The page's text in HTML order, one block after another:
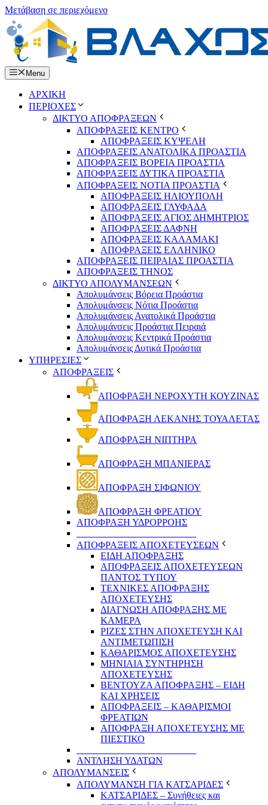
Μετάβαση σε περιεχόμενο
Menu
ΑΡΧΙΚΗ
ΠΕΡΙΟΧΕΣ
ΔΙΚΤΥΟ ΑΠΟΦΡΑΞΕΩΝ
ΑΠΟΦΡΑΞΕΙΣ ΚΕΝΤΡΟ
ΑΠΟΦΡΑΞΕΙΣ ΚΥΨΕΛΗ
ΑΠΟΦΡΑΞΕΙΣ ΑΝΑΤΟΛΙΚΑ ΠΡΟΑΣΤΙΑ
ΑΠΟΦΡΑΞΕΙΣ ΒΟΡΕΙΑ ΠΡΟΑΣΤΙΑ
ΑΠΟΦΡΑΞΕΙΣ ΔΥΤΙΚΑ ΠΡΟΑΣΤΙΑ
ΑΠΟΦΡΑΞΕΙΣ ΝΟΤΙΑ ΠΡΟΑΣΤΙΑ
ΑΠΟΦΡΑΞΕΙΣ ΗΛΙΟΥΠΟΛΗ
ΑΠΟΦΡΑΞΕΙΣ ΓΛΥΦΑΔΑ
ΑΠΟΦΡΑΞΕΙΣ ΑΓΙΟΣ ΔΗΜΗΤΡΙΟΣ
ΑΠΟΦΡΑΞΕΙΣ ΔΑΦΝΗ
ΑΠΟΦΡΑΞΕΙΣ ΚΑΛΑΜΑΚΙ
ΑΠΟΦΡΑΞΕΙΣ ΕΛΛΗΝΙΚΟ
ΑΠΟΦΡΑΞΕΙΣ ΠΕΙΡΑΙΑΣ ΠΡΟΑΣΤΙΑ
ΑΠΟΦΡΑΞΕΙΣ ΤΗΝΟΣ
ΔΙΚΤΥΟ ΑΠΟΛΥΜΑΝΣΕΩΝ
Απολυμάνσεις Βόρεια Προάστια
Απολυμάνσεις Νότια Προάστια
Απολυμάνσεις Ανατολικά Προάστια
Απολυμάνσεις Προάστια Πειραιά
Απολυμάνσεις Κεντρικά Προάστια
Απολυμάνσεις Δυτικά Προάστια
ΥΠΗΡΕΣΙΕΣ
ΑΠΟΦΡΑΞΕΙΣ
ΑΠΟΦΡΑΞΗ ΝΕΡΟΧΥΤΗ ΚΟΥΖΙΝΑΣ
ΑΠΟΦΡΑΞΗ ΛΕΚΑΝΗΣ ΤΟΥΑΛΕΤΑΣ
ΑΠΟΦΡΑΞΗ ΝΙΠΤΗΡΑ
ΑΠΟΦΡΑΞΗ ΜΠΑΝΙΕΡΑΣ
ΑΠΟΦΡΑΞΗ ΣΙΦΩΝΙΟΥ
ΑΠΟΦΡΑΞΗ ΦΡΕΑΤΙΟΥ
ΑΠΟΦΡΑΞΗ ΥΔΡΟΡΡΟΗΣ
ΑΠΟΦΡΑΞΕΙΣ ΑΠΟΧΕΤΕΥΣΕΩΝ
ΕΙΔΗ ΑΠΟΦΡΑΞΗΣ
ΑΠΟΦΡΑΞΕΙΣ ΑΠΟΧΕΤΕΥΣΕΩΝ
ΠΑΝΤΟΣ ΤΥΠΟΥ
ΤΕΧΝΙΚΕΣ ΑΠΟΦΡΑΞΗΣ
ΑΠΟΧΕΤΕΥΣΗΣ
ΔΙΑΓΝΩΣΗ ΑΠΟΦΡΑΞΗΣ ΜΕ
ΚΑΜΕΡΑ
ΡΙΖΕΣ ΣΤΗΝ ΑΠΟΧΕΤΕΥΣΗ ΚΑΙ
ΑΝΤΙΜΕΤΩΠΙΣΗ
ΚΑΘΑΡΙΣΜΟΣ ΑΠΟΧΕΤΕΥΣΗΣ
ΜΗΝΙΑΙΑ ΣΥΝΤΗΡΗΣΗ
ΑΠΟΧΕΤΕΥΣΗΣ
ΒΕΝΤΟΥΖΑ ΑΠΟΦΡΑΞΗΣ – ΕΙΔΗ
ΚΑΙ ΧΡΗΣΕΙΣ
ΑΠΟΦΡΑΞΕΙΣ – ΚΑΘΑΡΙΣΜΟΙ
ΦΡΕΑΤΙΩΝ
ΑΠΟΦΡΑΞΗ ΑΠΟΧΕΤΕΥΣΗΣ ΜΕ
ΠΙΕΣΤΙΚΟ
ΑΝΤΛΗΣΗ ΥΔΑΤΩΝ
ΑΠΟΛΥΜΑΝΣΕΙΣ
ΑΠΟΛΥΜΑΝΣΗ ΓΙΑ ΚΑΤΣΑΡΙΔΕΣ
ΚΑΤΣΑΡΙΔΕΣ – Συνήθειες και